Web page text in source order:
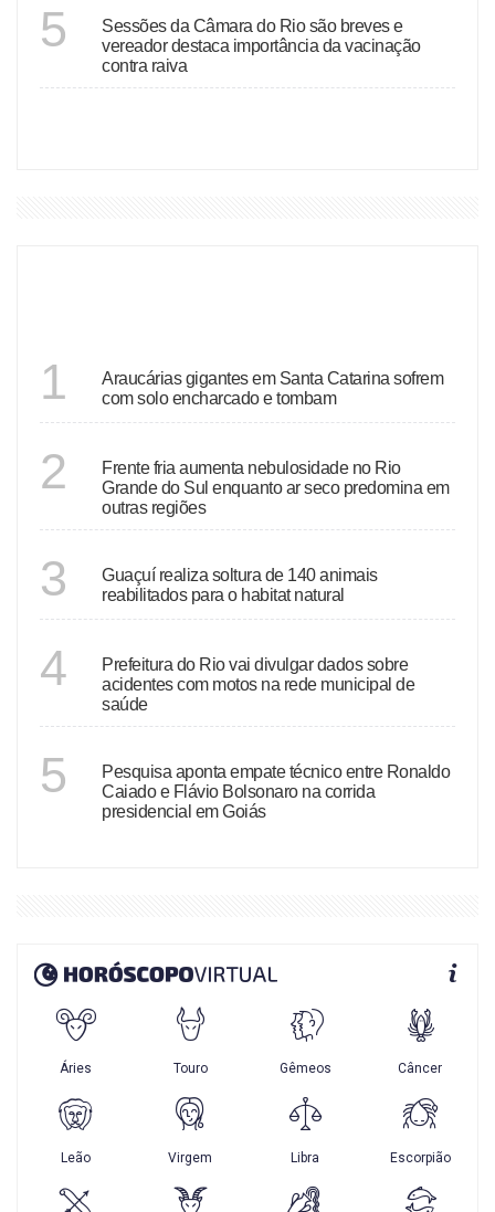
5
Sessões da Câmara do Rio são breves e
vereador destaca importância da vacinação
contra raiva
1
Araucárias gigantes em Santa Catarina sofrem
com solo encharcado e tombam
2
Frente fria aumenta nebulosidade no Rio
Grande do Sul enquanto ar seco predomina em
outras regiões
3
Guaçuí realiza soltura de 140 animais
reabilitados para o habitat natural
4
Prefeitura do Rio vai divulgar dados sobre
acidentes com motos na rede municipal de
saúde
5
Pesquisa aponta empate técnico entre Ronaldo
Caiado e Flávio Bolsonaro na corrida
presidencial em Goiás